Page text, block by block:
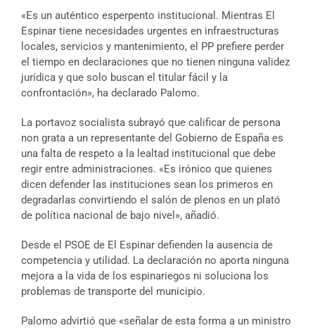
«Es un auténtico esperpento institucional. Mientras El
Espinar tiene necesidades urgentes en infraestructuras
locales, servicios y mantenimiento, el PP prefiere perder
el tiempo en declaraciones que no tienen ninguna validez
jurídica y que solo buscan el titular fácil y la
confrontación», ha declarado Palomo.
La portavoz socialista subrayó que calificar de persona
non grata a un representante del Gobierno de España es
una falta de respeto a la lealtad institucional que debe
regir entre administraciones. «Es irónico que quienes
dicen defender las instituciones sean los primeros en
degradarlas convirtiendo el salón de plenos en un plató
de política nacional de bajo nivel», añadió.
Desde el PSOE de El Espinar defienden la ausencia de
competencia y utilidad. La declaración no aporta ninguna
mejora a la vida de los espinariegos ni soluciona los
problemas de transporte del municipio.
Palomo advirtió que «señalar de esta forma a un ministro